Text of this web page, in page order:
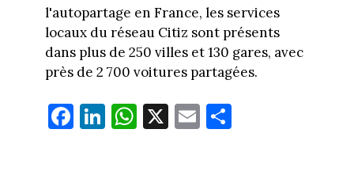
l'autopartage en France, les services
locaux du réseau Citiz sont présents
dans plus de 250 villes et 130 gares, avec
près de 2 700 voitures partagées.
Fa
ce
Li
nk
W
ha
X E
m
Pa
rt